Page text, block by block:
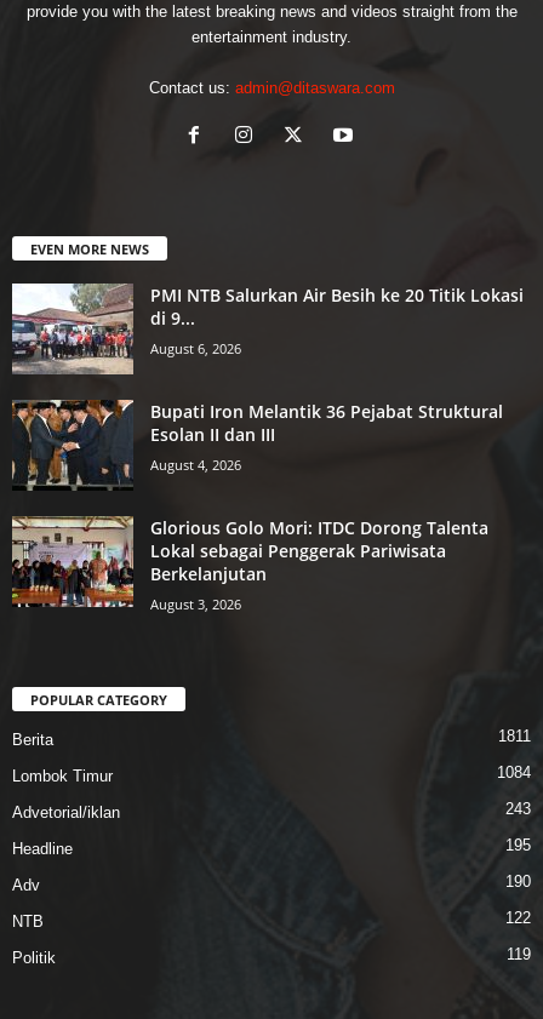
provide you with the latest breaking news and videos straight from the
entertainment industry.
Contact us: admin@ditaswara.com
EVEN MORE NEWS
PMI NTB Salurkan Air Besih ke 20 Titik Lokasi
di 9...
August 6, 2026
Bupati Iron Melantik 36 Pejabat Struktural
Esolan II dan III
August 4, 2026
Glorious Golo Mori: ITDC Dorong Talenta
Lokal sebagai Penggerak Pariwisata
Berkelanjutan
August 3, 2026
POPULAR CATEGORY
Berita 1811
Lombok Timur 1084
Advetorial/iklan 243
Headline 195
Adv 190
NTB 122
Politik 119